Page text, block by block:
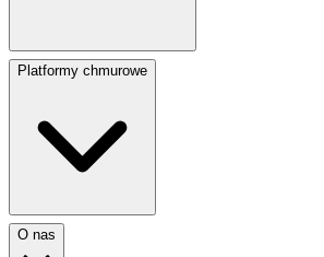
Platformy chmurowe
O nas